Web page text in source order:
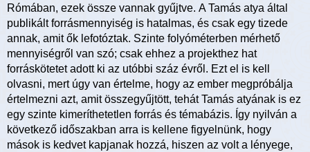
Rómában, ezek össze vannak gyűjtve. A Tamás atya által
publikált forrásmennyiség is hatalmas, és csak egy tizede
annak, amit ők lefotóztak. Szinte folyóméterben mérhető
mennyiségről van szó; csak ehhez a projekthez hat
forráskötetet adott ki az utóbbi száz évről. Ezt el is kell
olvasni, mert úgy van értelme, hogy az ember megpróbálja
értelmezni azt, amit összegyűjtött, tehát Tamás atyának is ez
egy szinte kimeríthetetlen forrás és témabázis. Így nyilván a
következő időszakban arra is kellene figyelnünk, hogy
mások is kedvet kapjanak hozzá, hiszen az volt a lényege,